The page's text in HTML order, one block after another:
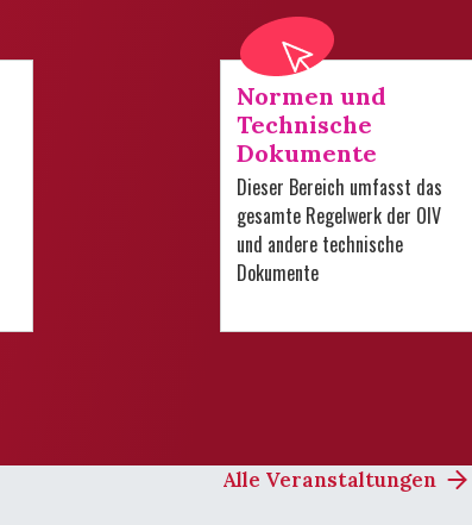
Normen und
Technische
Dokumente
Dieser Bereich umfasst das
gesamte Regelwerk der OIV
und andere technische
Dokumente
Alle Veranstaltungen